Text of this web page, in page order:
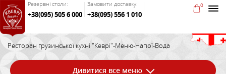
Резервні столи:
+38(095) 505 6 000
Замовити доставку:
+38(095) 556 1 010
0
Ресторан грузинської кухні "Кеврі"-Меню-Напої-Вода
Дивитися все меню